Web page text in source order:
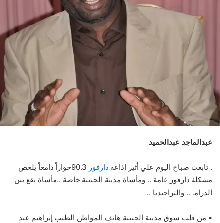
عبدالماجد عبدالحميد
. تابعت صباح اليوم علي أثير إذاعة دارفور
90.3حواراً دامعاً يلخص
مشكلة دارفور عامة .. ومأساة مدينة الجنينة خاصة ..مأساة تقع بين
الدراما .. والتراجيديا ..
• من قلب سوق مدينة الجنينة هاتف المواطن الطيب إبراهيم عبد